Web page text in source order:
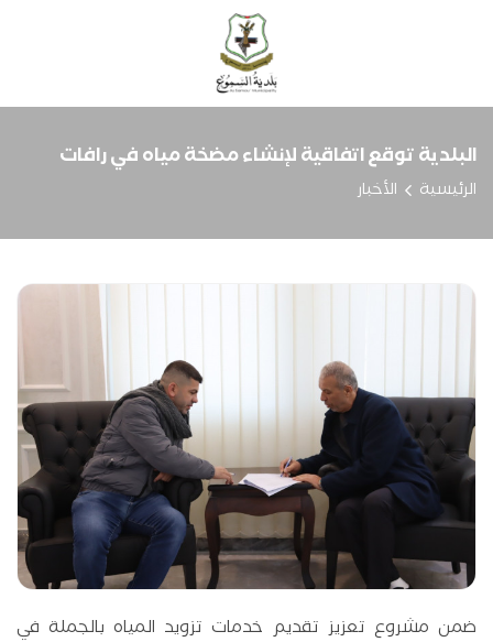
البلدية توقع اتفاقية لإنشاء مضخة مياه في رافات
الرئيسية الأخبار
ضمن مشروع تعزيز تقديم خدمات تزويد المياه بالجملة في